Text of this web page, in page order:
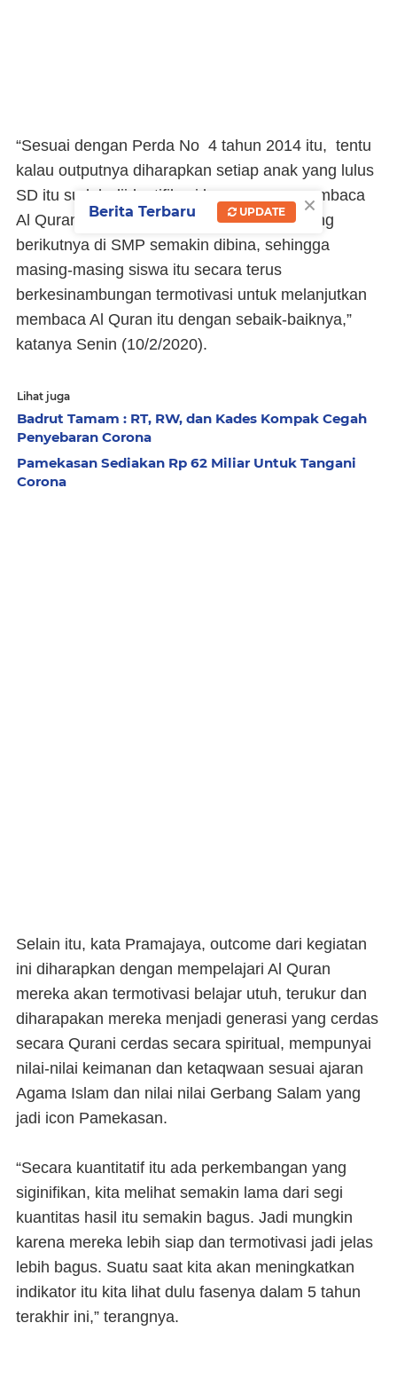
“Sesuai dengan Perda No 4 tahun 2014 itu, tentu
kalau outputnya diharapkan setiap anak yang lulus
SD itu sudah diidentifikasi kemampuan membaca
Al Qurannya, sehingga diharapkan di jenjang
berikutnya di SMP semakin dibina, sehingga
masing-masing siswa itu secara terus
berkesinambungan termotivasi untuk melanjutkan
membaca Al Quran itu dengan sebaik-baiknya,”
katanya Senin (10/2/2020).
Lihat juga
Badrut Tamam : RT, RW, dan Kades Kompak Cegah
Penyebaran Corona
Pamekasan Sediakan Rp 62 Miliar Untuk Tangani
Corona
Selain itu, kata Pramajaya, outcome dari kegiatan
ini diharapkan dengan mempelajari Al Quran
mereka akan termotivasi belajar utuh, terukur dan
diharapakan mereka menjadi generasi yang cerdas
secara Qurani cerdas secara spiritual, mempunyai
nilai-nilai keimanan dan ketaqwaan sesuai ajaran
Agama Islam dan nilai nilai Gerbang Salam yang
jadi icon Pamekasan.
“Secara kuantitatif itu ada perkembangan yang
siginifikan, kita melihat semakin lama dari segi
kuantitas hasil itu semakin bagus. Jadi mungkin
karena mereka lebih siap dan termotivasi jadi jelas
lebih bagus. Suatu saat kita akan meningkatkan
indikator itu kita lihat dulu fasenya dalam 5 tahun
terakhir ini,” terangnya.
×
Berita Terbaru UPDATE